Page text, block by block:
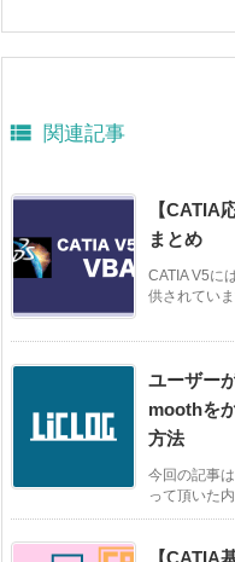
 関連記事
【CATIA
まとめ
CATIA V5に
供されてい
ユーザー
moothを
方法
今回の記事
って頂いた
【CATIA